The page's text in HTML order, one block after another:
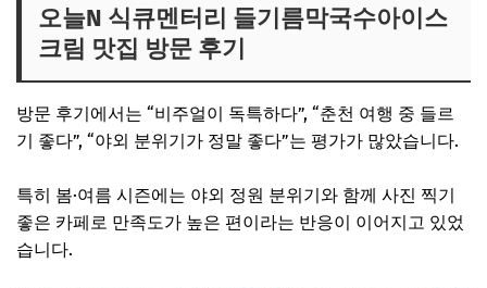
오늘N 식큐멘터리 들기름막국수아이스
크림 맛집 방문 후기
방문 후기에서는 “비주얼이 독특하다”, “춘천 여행 중 들르
기 좋다”, “야외 분위기가 정말 좋다”는 평가가 많았습니다.
특히 봄·여름 시즌에는 야외 정원 분위기와 함께 사진 찍기
좋은 카페로 만족도가 높은 편이라는 반응이 이어지고 있었
습니다.